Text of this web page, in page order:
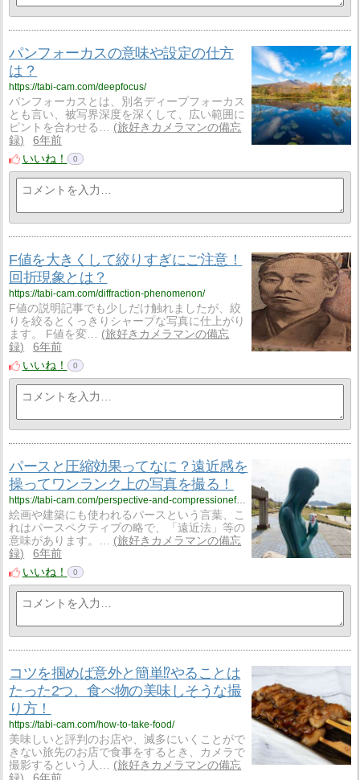
パンフォーカスの意味や設定の仕方
は？
https://tabi-cam.com/deepfocus/
パンフォーカスとは、別名ディープフォーカス
とも言い、被写界深度を深くして、広い範囲に
ピントを合わせる…
旅好きカメラマンの備忘
録
6年前
いいね！
0
F値を大きくして絞りすぎにご注意！
回折現象とは？
https://tabi-cam.com/diffraction-phenomenon/
F値の説明記事でも少しだけ触れましたが、絞
りを絞るとくっきりシャープな写真に仕上がり
ます。 F値を変…
旅好きカメラマンの備忘
録
6年前
いいね！
0
パースと圧縮効果ってなに？遠近感を
操ってワンランク上の写真を撮る！
https://tabi-cam.com/perspective-and-compressioneffect/
絵画や建築にも使われるパースという言葉、こ
れはパースペクティブの略で、「遠近法」等の
意味があります。…
旅好きカメラマンの備忘
録
6年前
いいね！
0
コツを掴めば意外と簡単⁉やることは
たった2つ、食べ物の美味しそうな撮
り方！
https://tabi-cam.com/how-to-take-food/
美味しいと評判のお店や、滅多にいくことがで
きない旅先のお店で食事をするとき、カメラで
撮影するという人…
旅好きカメラマンの備忘